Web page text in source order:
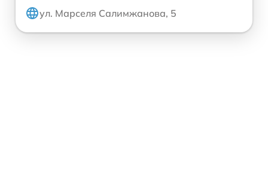
ул. Марселя Салимжанова, 5